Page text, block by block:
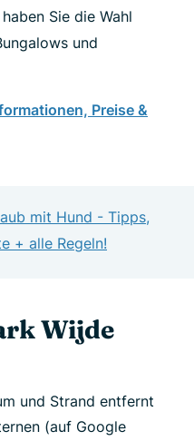
Sie die Wahl
und
Preise &
mit Hund - Tipps,
+ alle Regeln!
Wijde
und Strand entfernt
(auf Google